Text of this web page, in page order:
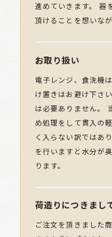
進めていきます。 器
頂けることを想いな
お取り扱い
電子レンジ、食洗機
け置きはお避け下さ
は必要ありません。
め処理をして貫入の
く入らない訳ではあ
を行いますと水分が
ります。
荷造りにつきまし
ご注文を頂きました